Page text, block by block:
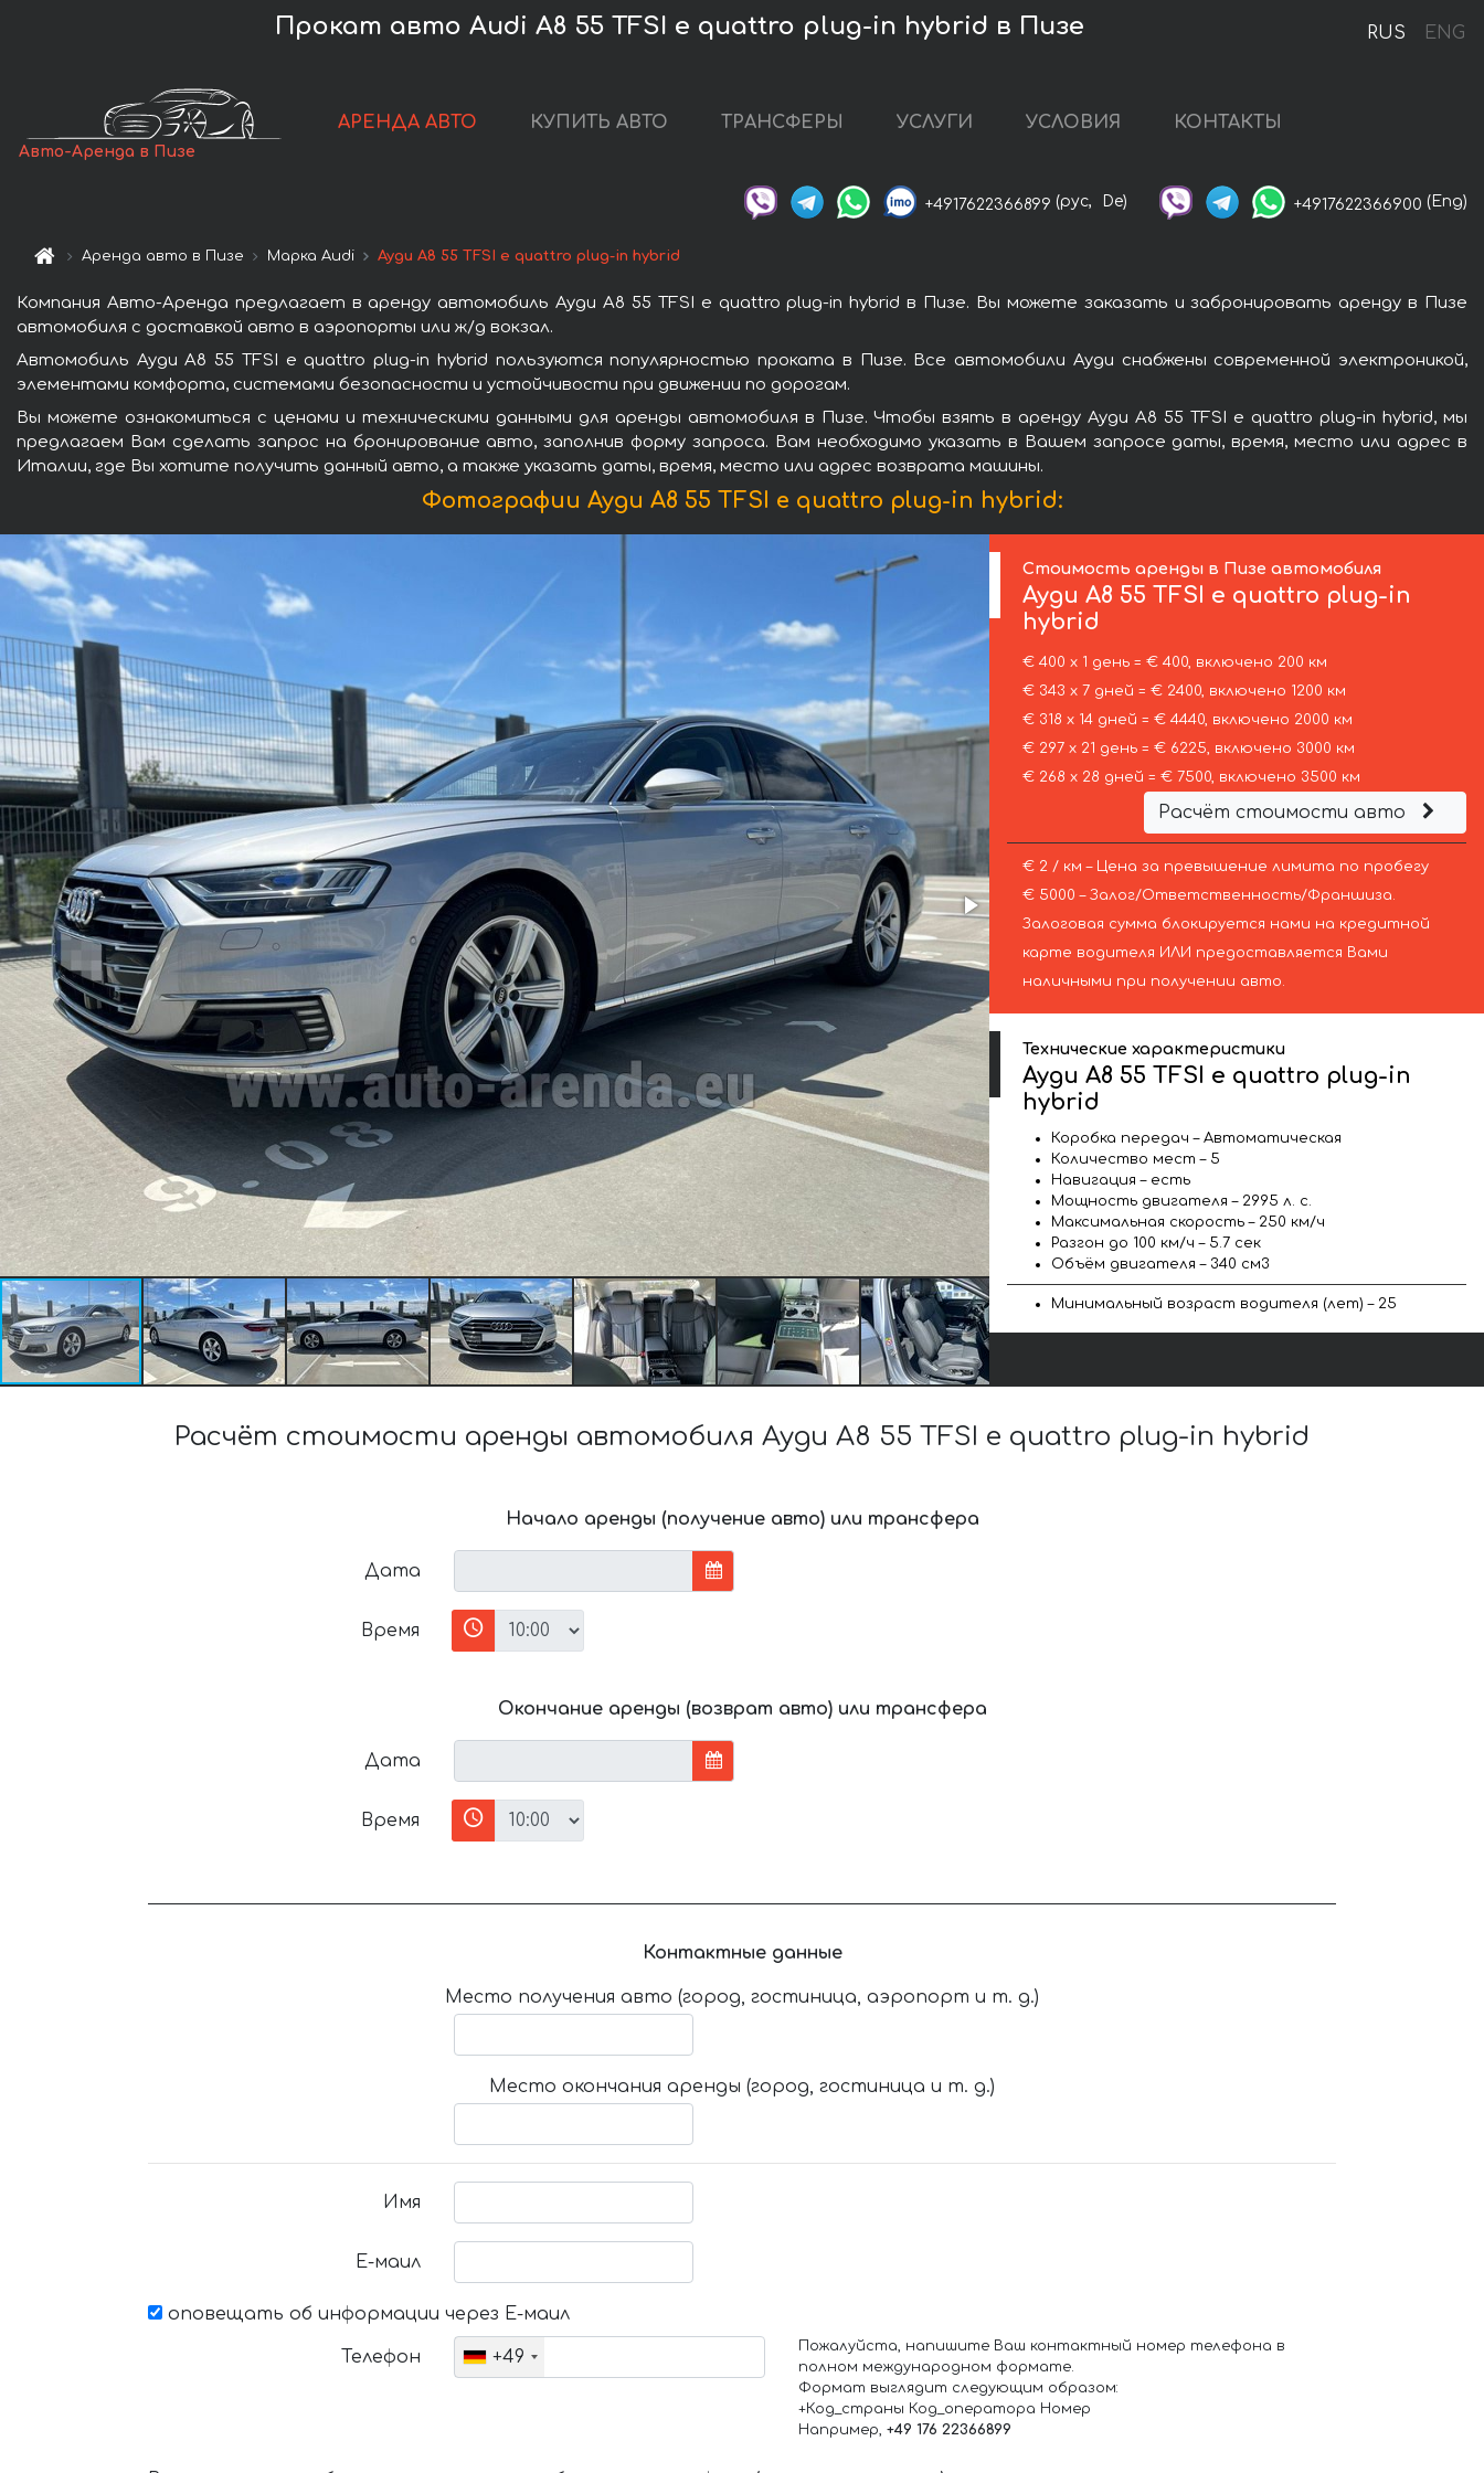
RUS ENG
Прокат авто Audi A8 55 TFSI e quattro plug-in hybrid в Пизе
Авто-Аренда в Пизе
АРЕНДА АВТО КУПИТЬ АВТО ТРАНСФЕРЫ УСЛУГИ УСЛОВИЯ КОНТАКТЫ
+4917622366899 (рус, De) +4917622366900 (Eng)
Аренда авто в Пизе Марка Audi Ауди A8 55 TFSI e quattro plug-in hybrid
Компания Авто-Аренда предлагает в аренду автомобиль Ауди A8 55 TFSI e quattro plug-in hybrid в Пизе. Вы можете заказать и забронировать аренду в Пизе
автомобиля с доставкой авто в аэропорты или ж/д вокзал.
Автомобиль Ауди A8 55 TFSI e quattro plug-in hybrid пользуются популярностью проката в Пизе. Все автомобили Ауди снабжены современной электроникой,
элементами комфорта, системами безопасности и устойчивости при движении по дорогам.
Вы можете ознакомиться с ценами и техническими данными для аренды автомобиля в Пизе. Чтобы взять в аренду Ауди A8 55 TFSI e quattro plug-in hybrid, мы
предлагаем Вам сделать запрос на бронирование авто, заполнив форму запроса. Вам необходимо указать в Вашем запросе даты, время, место или адрес в
Италии, где Вы хотите получить данный авто, а также указать даты, время, место или адрес возврата машины.
Фотографии Ауди A8 55 TFSI e quattro plug-in hybrid:
Стоимость аренды в Пизе автомобиля
Ауди A8 55 TFSI e quattro plug-in
hybrid
€ 400 х 1 день = € 400, включено 200 км
€ 343 х 7 дней = € 2400, включено 1200 км
€ 318 х 14 дней = € 4440, включено 2000 км
€ 297 х 21 день = € 6225, включено 3000 км
€ 268 х 28 дней = € 7500, включено 3500 км
Расчёт стоимости авто
€ 2 / км – Цена за превышение лимита по пробегу
€ 5000 – Залог/Ответственность/Франшиза.
Залоговая сумма блокируется нами на кредитной
карте водителя ИЛИ предоставляется Вами
наличными при получении авто.
Технические характеристики
Ауди A8 55 TFSI e quattro plug-in
hybrid
Коробка передач – Автоматическая
Количество мест – 5
Навигация – есть
Мощность двигателя – 2995 л. с.
Максимальная скорость – 250 км/ч
Разгон до 100 км/ч – 5.7 сек
Объём двигателя – 340 см3
Минимальный возраст водителя (лет) – 25
Расчёт стоимости аренды автомобиля Ауди A8 55 TFSI e quattro plug-in hybrid
Начало аренды (получение авто) или трансфера
Дата
Время
Окончание аренды (возврат авто) или трансфера
Дата
Время
Контактные данные
Место получения авто (город, гостиница, аэропорт и т. д.)
Место окончания аренды (город, гостиница и т. д.)
Имя
Е-маил
оповещать об информации через Е-маил
Телефон +49
Пожалуйста, напишите Ваш контактный номер телефона в
полном международном формате.
Формат выглядит следующим образом:
+Код_страны Код_оператора Номер
Например, +49 176 22366899